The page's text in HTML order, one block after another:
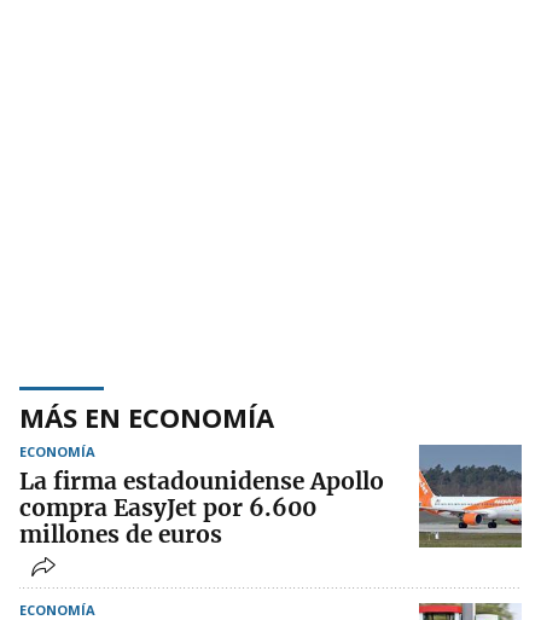
MÁS EN ECONOMÍA
ECONOMÍA
La firma estadounidense Apollo
compra EasyJet por 6.600
millones de euros
ECONOMÍA